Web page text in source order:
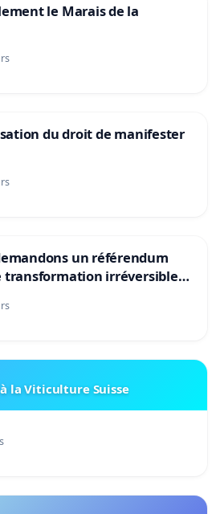
le Marais de la
du droit de manifester
un référendum
transformation irréversible
la Viticulture Suisse